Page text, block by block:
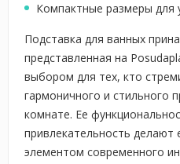
Компактные размеры для
Подставка для ванных
представленная на
выбором для тех, кто
гармоничного и стильного
комнате. Ее
привлекательность
элементом современного